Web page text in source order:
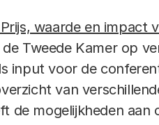
waarde en impact
Tweede Kamer op
input voor de
van
de mogelijkheden